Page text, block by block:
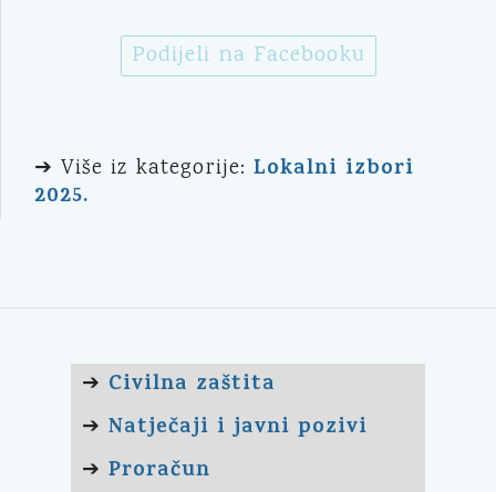
Podijeli na Facebooku
➔ Više iz kategorije: Lokalni izbori
2025.
➔ Civilna zaštita
➔ Natječaji i javni pozivi
➔ Proračun